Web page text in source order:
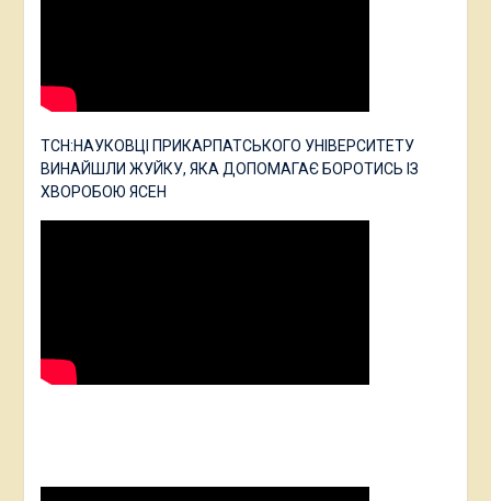
ТСН:НАУКОВЦІ ПРИКАРПАТСЬКОГО УНІВЕРСИТЕТУ
ВИНАЙШЛИ ЖУЙКУ, ЯКА ДОПОМАГАЄ БОРОТИСЬ ІЗ
ХВОРОБОЮ ЯСЕН